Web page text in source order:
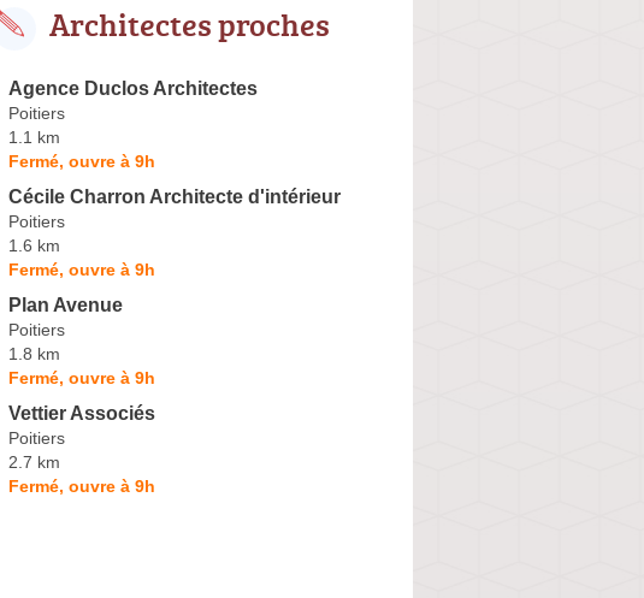
Architectes proches
Agence Duclos Architectes
Poitiers
1.1 km
Fermé, ouvre à 9h
Cécile Charron Architecte d'intérieur
Poitiers
1.6 km
Fermé, ouvre à 9h
Plan Avenue
Poitiers
1.8 km
Fermé, ouvre à 9h
Vettier Associés
Poitiers
2.7 km
Fermé, ouvre à 9h